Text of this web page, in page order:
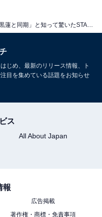
じめ、最新のリリース情報、ト
目を集めている話題をお知らせ
ス
All About Japan
報
広告掲載
著作権・商標・免責事項